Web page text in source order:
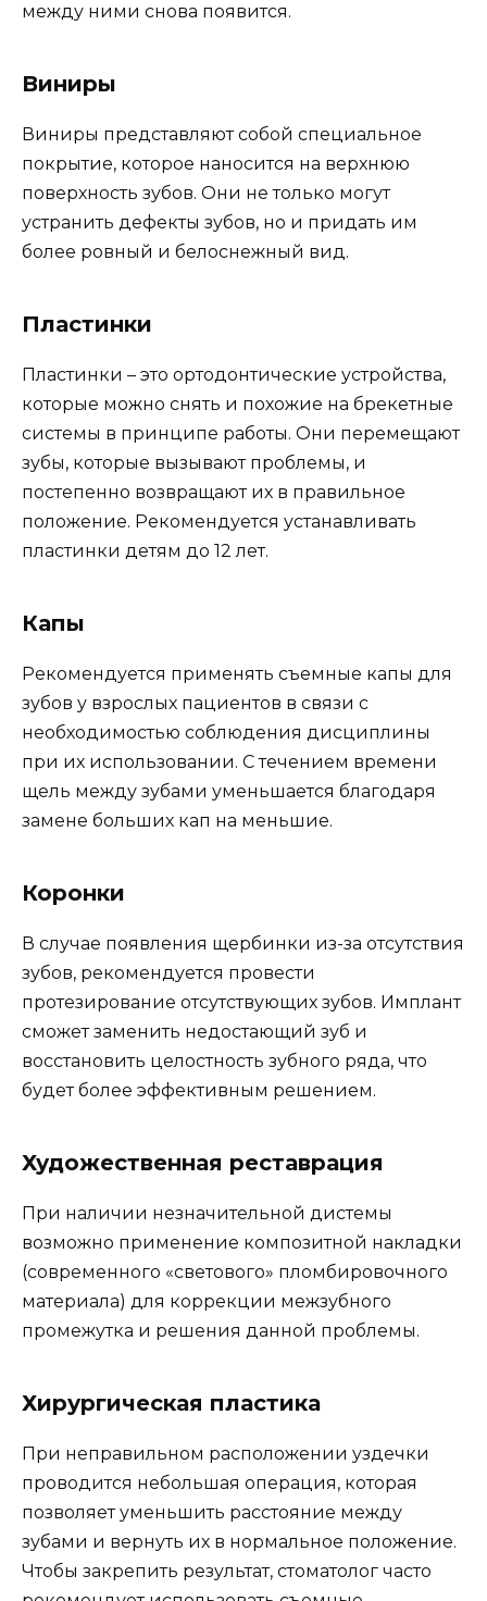
между ними снова появится.
Виниры
Виниры представляют собой специальное
покрытие, которое наносится на верхнюю
поверхность зубов. Они не только могут
устранить дефекты зубов, но и придать им
более ровный и белоснежный вид.
Пластинки
Пластинки – это ортодонтические устройства,
которые можно снять и похожие на брекетные
системы в принципе работы. Они перемещают
зубы, которые вызывают проблемы, и
постепенно возвращают их в правильное
положение. Рекомендуется устанавливать
пластинки детям до 12 лет.
Капы
Рекомендуется применять съемные капы для
зубов у взрослых пациентов в связи с
необходимостью соблюдения дисциплины
при их использовании. С течением времени
щель между зубами уменьшается благодаря
замене больших кап на меньшие.
Коронки
В случае появления щербинки из-за отсутствия
зубов, рекомендуется провести
протезирование отсутствующих зубов. Имплант
сможет заменить недостающий зуб и
восстановить целостность зубного ряда, что
будет более эффективным решением.
Художественная реставрация
При наличии незначительной дистемы
возможно применение композитной накладки
(современного «светового» пломбировочного
материала) для коррекции межзубного
промежутка и решения данной проблемы.
Хирургическая пластика
При неправильном расположении уздечки
проводится небольшая операция, которая
позволяет уменьшить расстояние между
зубами и вернуть их в нормальное положение.
Чтобы закрепить результат, стоматолог часто